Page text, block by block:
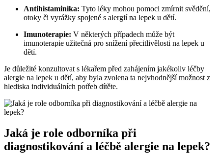
Antihistaminika: Tyto léky mohou pomoci zmírnit svědění,
otoky či vyrážky spojené s alergií na lepek u dětí.
Imunoterapie: V některých případech může být
imunoterapie užitečná pro snížení přecitlivělosti na lepek u
dětí.
Je důležité konzultovat s lékařem před zahájením jakékoliv léčby
alergie na lepek u dětí, aby byla zvolena ta nejvhodnější možnost z
hlediska individuálních potřeb dítěte.
Jaká je role odborníka při
diagnostikování a léčbě alergie na lepek?